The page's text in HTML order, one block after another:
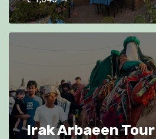
Irak Arbaeen Tour